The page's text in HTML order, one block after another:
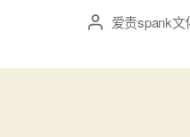
文 爱责spank文